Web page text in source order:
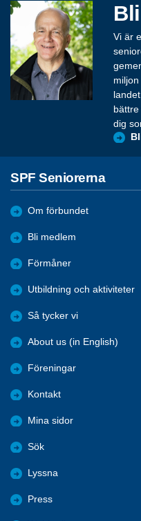
Vi är
dig
SPF Seniorerna
Om förbundet
Bli medlem
Förmåner
Utbildning och aktiviteter
Så tycker vi
About us (in English)
Föreningar
Kontakt
Mina sidor
Sök
Lyssna
Press